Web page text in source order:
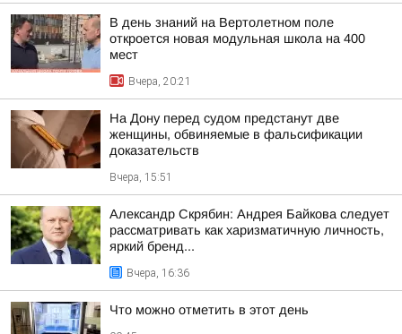
В день знаний на Вертолетном поле
откроется новая модульная школа на 400
мест
Вчера, 20:21
На Дону перед судом предстанут две
женщины, обвиняемые в фальсификации
доказательств
Вчера, 15:51
Александр Скрябин: Андрея Байкова следует
рассматривать как харизматичную личность,
яркий бренд...
Вчера, 16:36
Что можно отметить в этот день